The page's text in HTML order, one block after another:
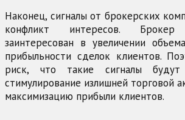
Наконец, сигналы от брокерских
конфликт интересов.
заинтересован в увеличении
прибыльности сделок клиентов.
риск, что такие сигналы
стимулирование излишней торговой
максимизацию прибыли клиентов.